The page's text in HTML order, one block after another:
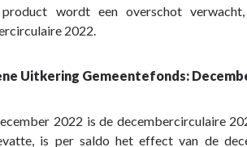
wordt een overschot
2022.
Uitkering Gemeentefonds:
2022 is de decembercirculaire
is per saldo het effect van de